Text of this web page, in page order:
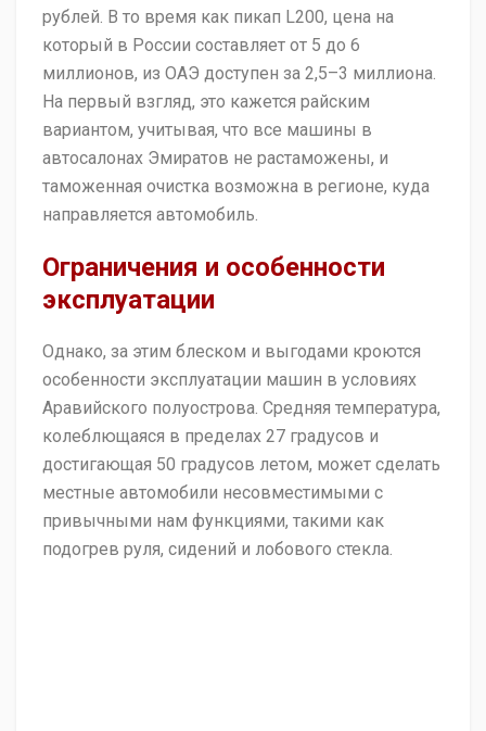
рублей. В то время как пикап L200, цена на
который в России составляет от 5 до 6
миллионов, из ОАЭ доступен за 2,5–3 миллиона.
На первый взгляд, это кажется райским
вариантом, учитывая, что все машины в
автосалонах Эмиратов не растаможены, и
таможенная очистка возможна в регионе, куда
направляется автомобиль.
Ограничения и особенности
эксплуатации
Однако, за этим блеском и выгодами кроются
особенности эксплуатации машин в условиях
Аравийского полуострова. Средняя температура,
колеблющаяся в пределах 27 градусов и
достигающая 50 градусов летом, может сделать
местные автомобили несовместимыми с
привычными нам функциями, такими как
подогрев руля, сидений и лобового стекла.